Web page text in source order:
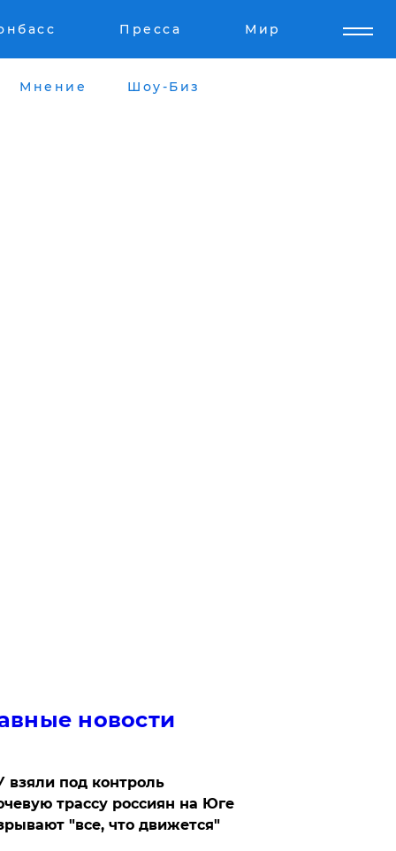
Пресса Мир
Мнение Шоу-Биз
новости
взяли под контроль
трассу россиян на Юге
"все, что движется"